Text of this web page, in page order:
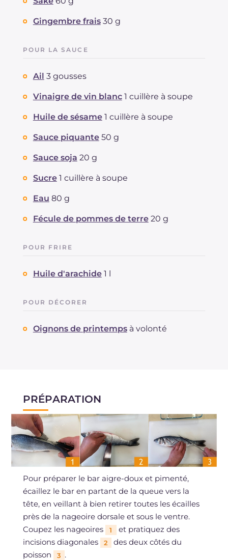
Gingembre frais 30 g
POUR LA SAUCE
Ail 3 gousses
Vinaigre de vin blanc 1 cuillère à soupe
Huile de sésame 1 cuillère à soupe
Sauce piquante 50 g
Sauce soja 20 g
Sucre 1 cuillère à soupe
Eau 80 g
Fécule de pommes de terre 20 g
POUR FRIRE
Huile d'arachide 1 l
POUR DÉCORER
Oignons de printemps à volonté
PRÉPARATION
Pour préparer le bar aigre-doux et pimenté,
écaillez le bar en partant de la queue vers la
tête, en veillant à bien retirer toutes les écailles
près de la nageoire dorsale et sous le ventre.
Coupez les nageoires
1
et pratiquez des
incisions diagonales
2
des deux côtés du
poisson
3 .